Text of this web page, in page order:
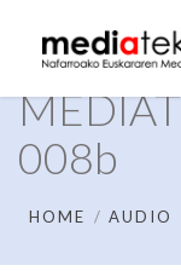
008b
HOME AUDIO